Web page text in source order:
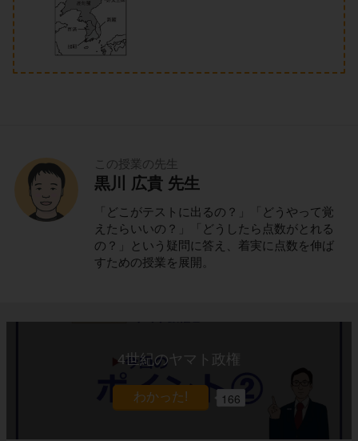
この授業の先生
黒川 広貴 先生
「どこがテストに出るの？」「どうやって覚
えたらいいの？」「どうしたら点数がとれる
の？」という疑問に答え、着実に点数を伸ば
すための授業を展開。
4世紀のヤマト政権
166